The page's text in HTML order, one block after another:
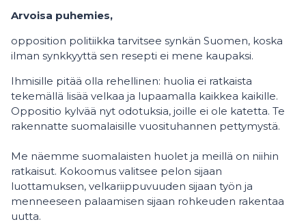
Arvoisa puhemies,
opposition politiikka tarvitsee synkän Suomen, koska
ilman synkkyyttä sen resepti ei mene kaupaksi.
Ihmisille pitää olla rehellinen: huolia ei ratkaista
tekemällä lisää velkaa ja lupaamalla kaikkea kaikille.
Oppositio kylvää nyt odotuksia, joille ei ole katetta. Te
rakennatte suomalaisille vuosituhannen pettymystä.
Me näemme suomalaisten huolet ja meillä on niihin
ratkaisut. Kokoomus valitsee pelon sijaan
luottamuksen, velkariippuvuuden sijaan työn ja
menneeseen palaamisen sijaan rohkeuden rakentaa
uutta.